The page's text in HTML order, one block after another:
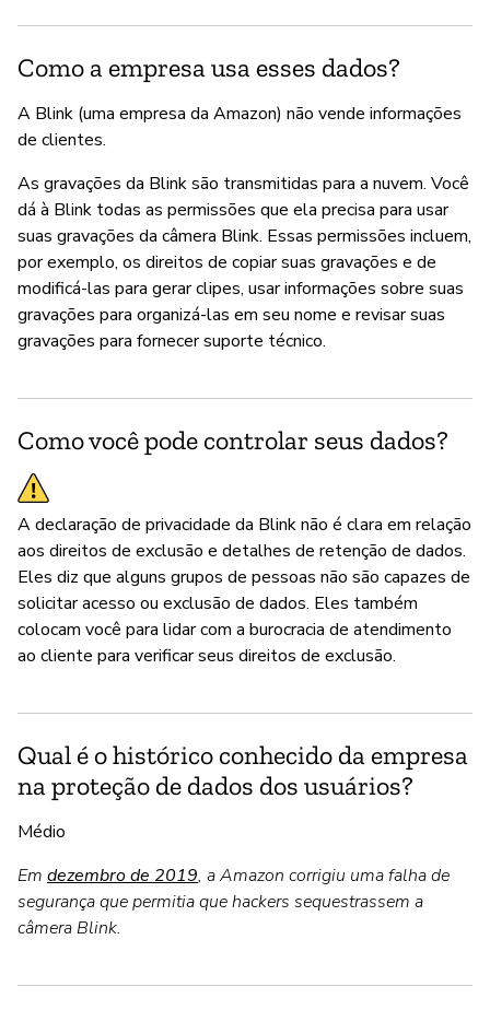
Como a empresa usa esses dados?
A Blink (uma empresa da Amazon) não vende informações
de clientes.
As gravações da Blink são transmitidas para a nuvem. Você
dá à Blink todas as permissões que ela precisa para usar
suas gravações da câmera Blink. Essas permissões incluem,
por exemplo, os direitos de copiar suas gravações e de
modificá-las para gerar clipes, usar informações sobre suas
gravações para organizá-las em seu nome e revisar suas
gravações para fornecer suporte técnico.
Como você pode controlar seus dados?
A declaração de privacidade da Blink não é clara em relação
aos direitos de exclusão e detalhes de retenção de dados.
Eles diz que alguns grupos de pessoas não são capazes de
solicitar acesso ou exclusão de dados. Eles também
colocam você para lidar com a burocracia de atendimento
ao cliente para verificar seus direitos de exclusão.
Qual é o histórico conhecido da empresa
na proteção de dados dos usuários?
Médio
Em dezembro de 2019, a Amazon corrigiu uma falha de
segurança que permitia que hackers sequestrassem a
câmera Blink.